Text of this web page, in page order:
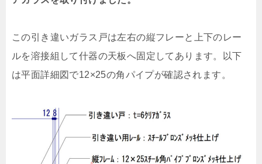
この引き違いガラス戸は左右の縦フレーと上下のレー
ルを溶接組して什器の天板へ固定してあります。以下
は平面詳細図で12×25の角パイプが確認されます。